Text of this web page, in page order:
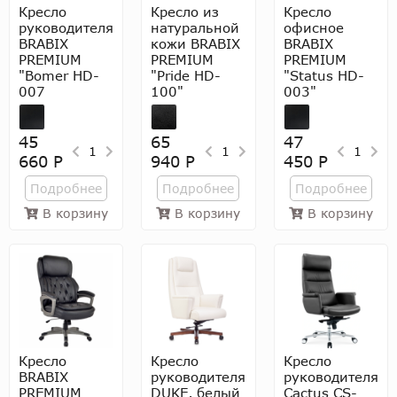
Кресло
руководителя
BRABIX
PREMIUM
"Bomer HD-
007
45
660 Р
1
Подробнее
В корзину
Кресло из
натуральной
кожи BRABIX
PREMIUM
"Pride HD-
100"
65
940 Р
1
Подробнее
В корзину
Кресло
офисное
BRABIX
PREMIUM
"Status HD-
003"
47
450 Р
1
Подробнее
В корзину
Кресло
BRABIX
PREMIUM
Кресло
руководителя
DUKE, белый
Кресло
руководителя
Cactus CS-